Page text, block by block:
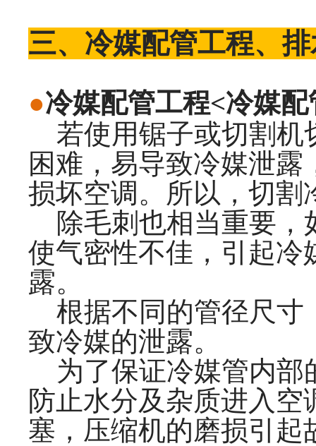
三、冷媒配管工程、
●冷媒配管工程<冷媒配
若使用锯子或切割机
困难，易导致冷媒泄
损坏空调。所以，切割
除毛刺也相当重要，
使气密性不佳，引起冷
露。
根据不同的管径尺寸
致冷媒的泄露。
为了保证冷媒管内部
防止水分及杂质进入
塞，压缩机的磨损引起